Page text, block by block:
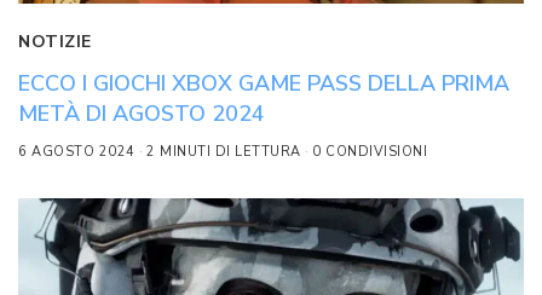
NOTIZIE
ECCO I GIOCHI XBOX GAME PASS DELLA PRIMA
METÀ DI AGOSTO 2024
6 AGOSTO 2024 2 MINUTI DI LETTURA 0 CONDIVISIONI